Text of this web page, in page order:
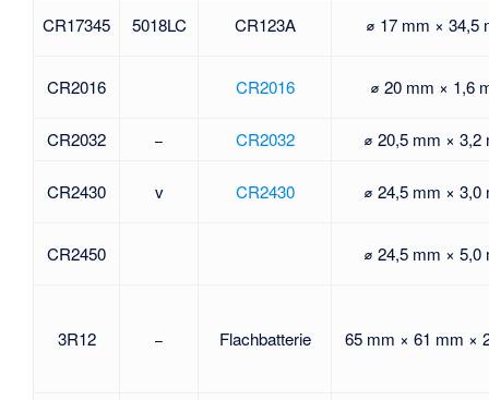
CR17345 5018LC CR123A ⌀ 17 mm × 34,5
CR2016 CR2016 ⌀ 20 mm × 1,6
CR2032 − CR2032 ⌀ 20,5 mm × 3,2
CR2430 v CR2430 ⌀ 24,5 mm × 3,0
CR2450 ⌀ 24,5 mm × 5,0
3R12 − Flachbatterie 65 mm × 61 mm ×